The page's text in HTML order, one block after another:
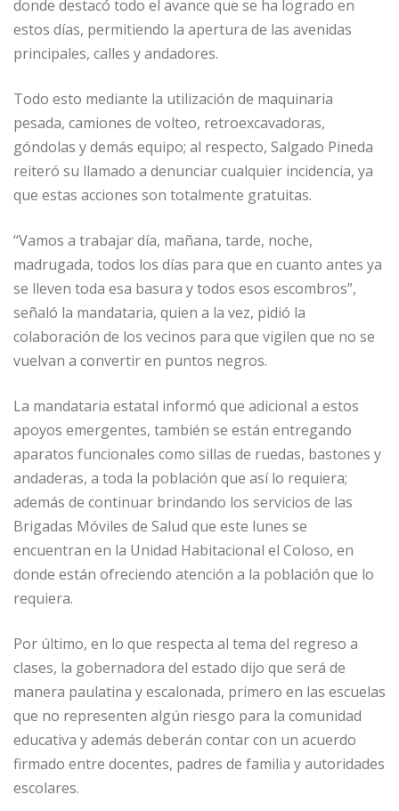
donde destacó todo el avance que se ha logrado en
estos días, permitiendo la apertura de las avenidas
principales, calles y andadores.
Todo esto mediante la utilización de maquinaria
pesada, camiones de volteo, retroexcavadoras,
góndolas y demás equipo; al respecto, Salgado Pineda
reiteró su llamado a denunciar cualquier incidencia, ya
que estas acciones son totalmente gratuitas.
“Vamos a trabajar día, mañana, tarde, noche,
madrugada, todos los días para que en cuanto antes ya
se lleven toda esa basura y todos esos escombros”,
señaló la mandataria, quien a la vez, pidió la
colaboración de los vecinos para que vigilen que no se
vuelvan a convertir en puntos negros.
La mandataria estatal informó que adicional a estos
apoyos emergentes, también se están entregando
aparatos funcionales como sillas de ruedas, bastones y
andaderas, a toda la población que así lo requiera;
además de continuar brindando los servicios de las
Brigadas Móviles de Salud que este lunes se
encuentran en la Unidad Habitacional el Coloso, en
donde están ofreciendo atención a la población que lo
requiera.
Por último, en lo que respecta al tema del regreso a
clases, la gobernadora del estado dijo que será de
manera paulatina y escalonada, primero en las escuelas
que no representen algún riesgo para la comunidad
educativa y además deberán contar con un acuerdo
firmado entre docentes, padres de familia y autoridades
escolares.